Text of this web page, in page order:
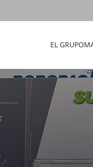
EL GRUPO